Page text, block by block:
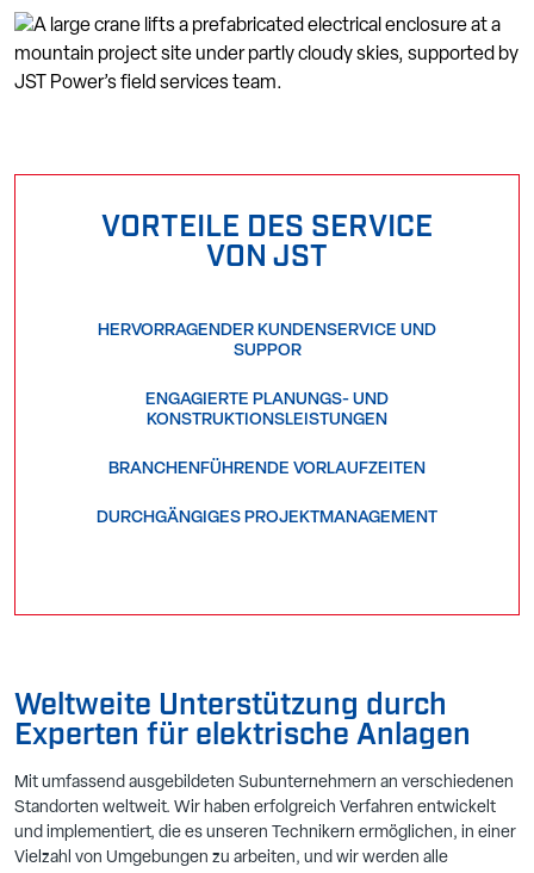
VORTEILE DES SERVICE
VON JST
HERVORRAGENDER KUNDENSERVICE UND
SUPPOR
ENGAGIERTE PLANUNGS- UND
KONSTRUKTIONSLEISTUNGEN
BRANCHENFÜHRENDE VORLAUFZEITEN
DURCHGÄNGIGES PROJEKTMANAGEMENT
Weltweite Unterstützung durch
Experten für elektrische Anlagen
Mit umfassend ausgebildeten Subunternehmern an verschiedenen
Standorten weltweit. Wir haben erfolgreich Verfahren entwickelt
und implementiert, die es unseren Technikern ermöglichen, in einer
Vielzahl von Umgebungen zu arbeiten, und wir werden alle